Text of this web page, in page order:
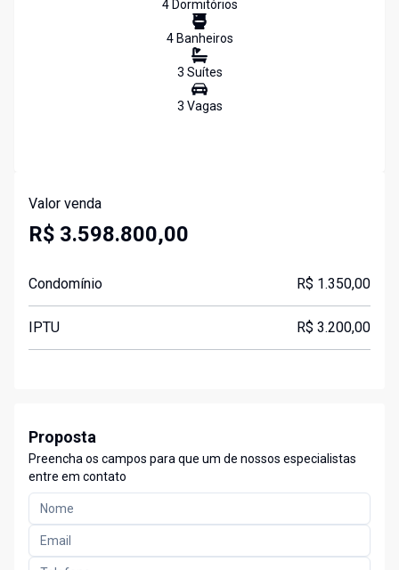
4Dormitórios
4Banheiros
3 Suítes
3 Vagas
Valor venda
R$ 3.598.800,00
Condomínio R$ 1.350,00
IPTU R$ 3.200,00
Proposta
Preencha os campos para que um de nossos especialistas
entre em contato